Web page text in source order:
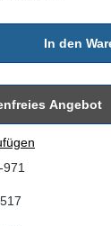
In den
Angebot